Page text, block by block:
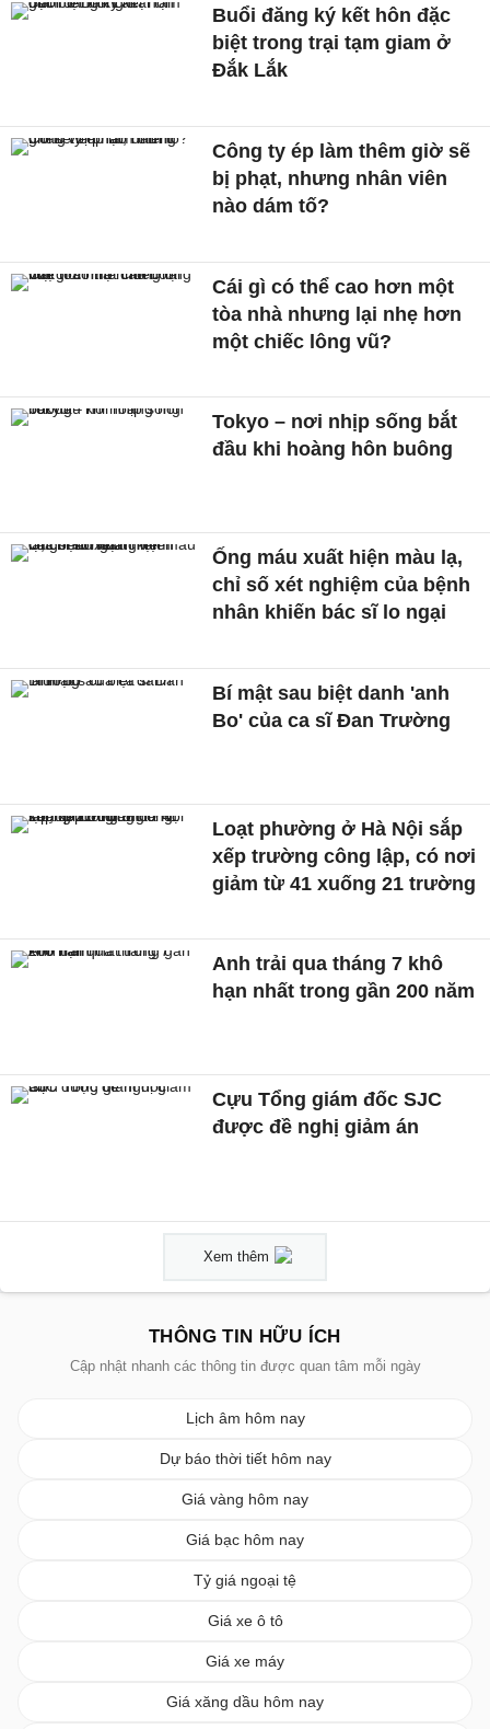
Buổi đăng ký kết hôn đặc
biệt trong trại tạm giam ở
Đắk Lắk
Công ty ép làm thêm giờ sẽ
bị phạt, nhưng nhân viên
nào dám tố?
Cái gì có thể cao hơn một
tòa nhà nhưng lại nhẹ hơn
một chiếc lông vũ?
Tokyo – nơi nhịp sống bắt
đầu khi hoàng hôn buông
Ống máu xuất hiện màu lạ,
chỉ số xét nghiệm của bệnh
nhân khiến bác sĩ lo ngại
Bí mật sau biệt danh 'anh
Bo' của ca sĩ Đan Trường
Loạt phường ở Hà Nội sắp
xếp trường công lập, có nơi
giảm từ 41 xuống 21 trường
Anh trải qua tháng 7 khô
hạn nhất trong gần 200 năm
Cựu Tổng giám đốc SJC
được đề nghị giảm án
Xem thêm
THÔNG TIN HỮU ÍCH
Cập nhật nhanh các thông tin được quan tâm mỗi ngày
Lịch âm hôm nay
Dự báo thời tiết hôm nay
Giá vàng hôm nay
Giá bạc hôm nay
Tỷ giá ngoại tệ
Giá xe ô tô
Giá xe máy
Giá xăng dầu hôm nay